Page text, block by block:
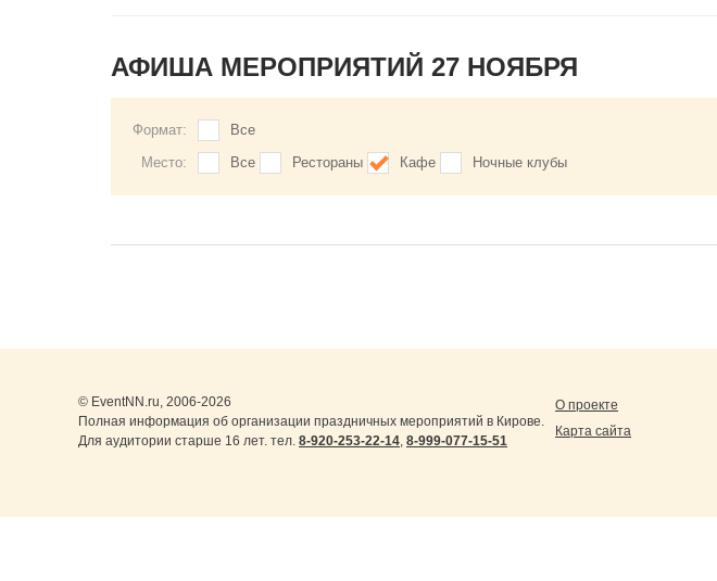
АФИША МЕРОПРИЯТИЙ 27 НОЯБРЯ
Формат:
Все
Место:
Все Рестораны Кафе Ночные клубы
© EventNN.ru, 2006-2026
Полная информация об организации праздничных мероприятий в Кирове.
Для аудитории старше 16 лет. тел. 8-920-253-22-14, 8-999-077-15-51
О проекте
Карта сайта